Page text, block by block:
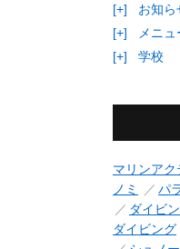
[+]
お知ら
[+]
メニ
[+]
学校
マリンア
ノミ
パ
ダイビ
ダイビング